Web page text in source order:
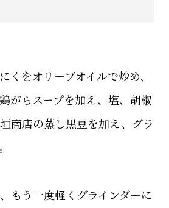
くをオリーブオイルで炒め、
がらスープを加え、塩、胡椒
商店の蒸し黒豆を加え、グラ
もう一度軽くグラインダーに